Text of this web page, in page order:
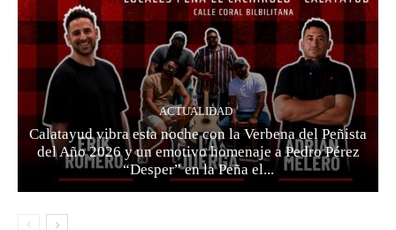
ACTUALIDAD
Calatayud vibra esta noche con la Verbena del Peñista
del Año 2026 y un emotivo homenaje a Pedro Pérez
“Desper” en la Peña el...